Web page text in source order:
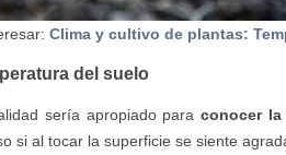
Clima y cultivo de plantas:
del suelo
sería apropiado paraconocer la
si al tocar la superficie se siente